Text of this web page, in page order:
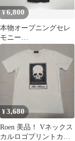
¥6,800
本物オープニングセレ
モニー
OPENINGCEREMONY
コットンロング丈チェ
スターコート柄ジャケ
ット長袖サーフアメカ
ジスケーターストリー
トミリタリービジネス
スーツパーティーモー
ドドレスゴルフスポー
ツメンズ茶ブラウン日
本製S
¥3,680
Roen 美品！ Vネックス
カルロゴプリントカッ